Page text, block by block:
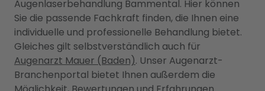
Augenlaserbehandlung Bammental. Hier können
Sie die passende Fachkraft finden, die Ihnen eine
individuelle und professionelle Behandlung bietet.
Gleiches gilt selbstverständlich auch für
Augenarzt Mauer (Baden). Unser Augenarzt-
Branchenportal bietet Ihnen außerdem die